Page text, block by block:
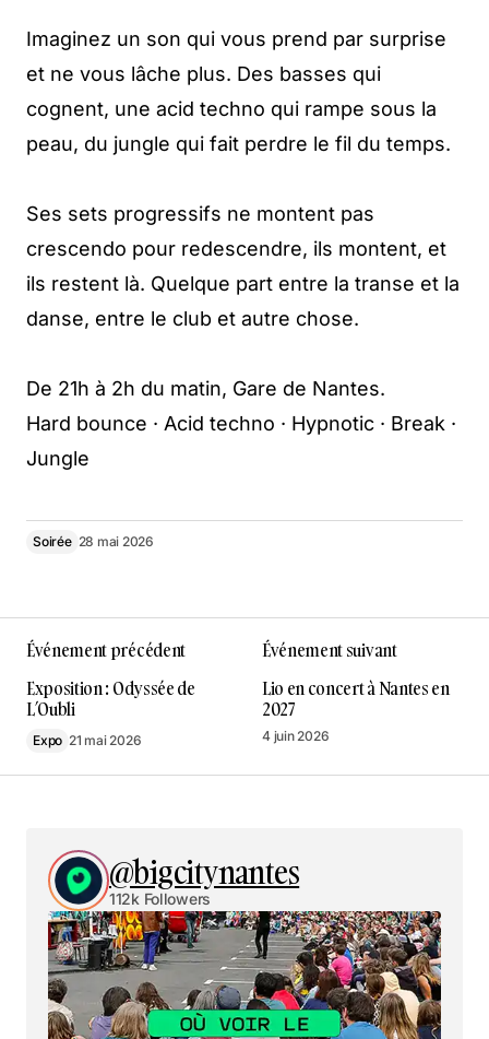
Imaginez un son qui vous prend par surprise
et ne vous lâche plus. Des basses qui
cognent, une acid techno qui rampe sous la
peau, du jungle qui fait perdre le fil du temps.
Ses sets progressifs ne montent pas
crescendo pour redescendre, ils montent, et
ils restent là. Quelque part entre la transe et la
danse, entre le club et autre chose.
De 21h à 2h du matin, Gare de Nantes.
Hard bounce · Acid techno · Hypnotic · Break ·
Jungle
Soirée 28 mai 2026
Événement précédent
Exposition : Odyssée de
L’Oubli
Expo 21 mai 2026
Événement suivant
Lio en concert à Nantes en
2027
4 juin 2026
@bigcitynantes
112k Followers